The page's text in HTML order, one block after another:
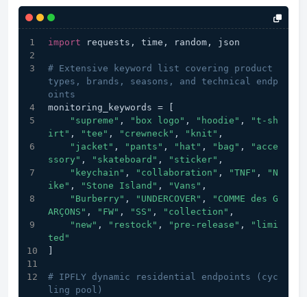
import requests, time, random, json
# Extensive keyword list covering product
types, brands, seasons, and technical endp
oints
monitoring_keywords = [
"supreme" , "box logo" , "hoodie" ,
"t‑sh
irt" , "tee" , "crewneck" , "knit" ,
"jacket" , "pants" , "hat" , "bag" ,
"acce
ssory" , "skateboard" , "sticker" ,
"keychain" , "collaboration" , "TNF" ,
"N
ike" , "Stone Island" , "Vans" ,
"Burberry" , "UNDERCOVER" ,
"COMME des G
ARÇONS" , "FW" , "SS" , "collection" ,
"new" , "restock" , "pre‑release" ,
"limi
ted"
# IPFLY dynamic residential endpoints (cyc
ling pool)